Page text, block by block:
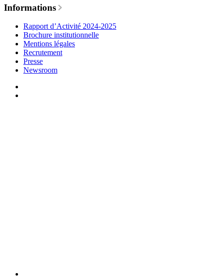
Informations
Rapport d’Activité 2024-2025
Brochure institutionnelle
Mentions légales
Recrutement
Presse
Newsroom